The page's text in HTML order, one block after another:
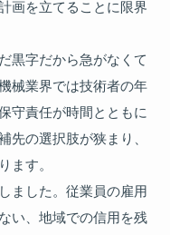
画を立てることに限界
黒字だから急がなくて
械業界では技術者の年
守責任が時間とともに
先の選択肢が狭まり、
ます。
ました。従業員の雇用
い、地域での信用を残